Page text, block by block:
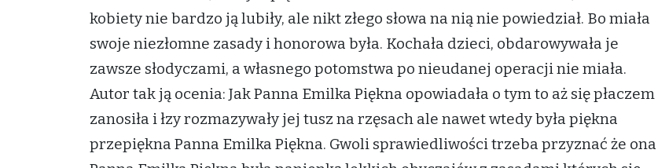
kobiety nie bardzo ją lubiły, ale nikt złego słowa na nią nie powiedział. Bo miała
swoje niezłomne zasady i honorowa była. Kochała dzieci, obdarowywała je
zawsze słodyczami, a własnego potomstwa po nieudanej operacji nie miała.
Autor tak ją ocenia: Jak Panna Emilka Piękna opowiadała o tym to aż się płaczem
zanosiła i łzy rozmazywały jej tusz na rzęsach ale nawet wtedy była piękna
przepiękna Panna Emilka Piękna. Gwoli sprawiedliwości trzeba przyznać że ona